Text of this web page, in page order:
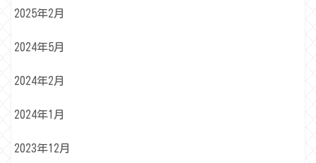
2025年2月
2024年5月
2024年2月
2024年1月
2023年12月